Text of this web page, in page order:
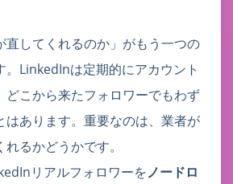
直してくれるのか」がもう一つの
。LinkedInは定期的にアカウント
どこから来たフォロワーでもわず
はあります。重要なのは、業者が
るかどうかです。
リアルフォロワーをノードロ